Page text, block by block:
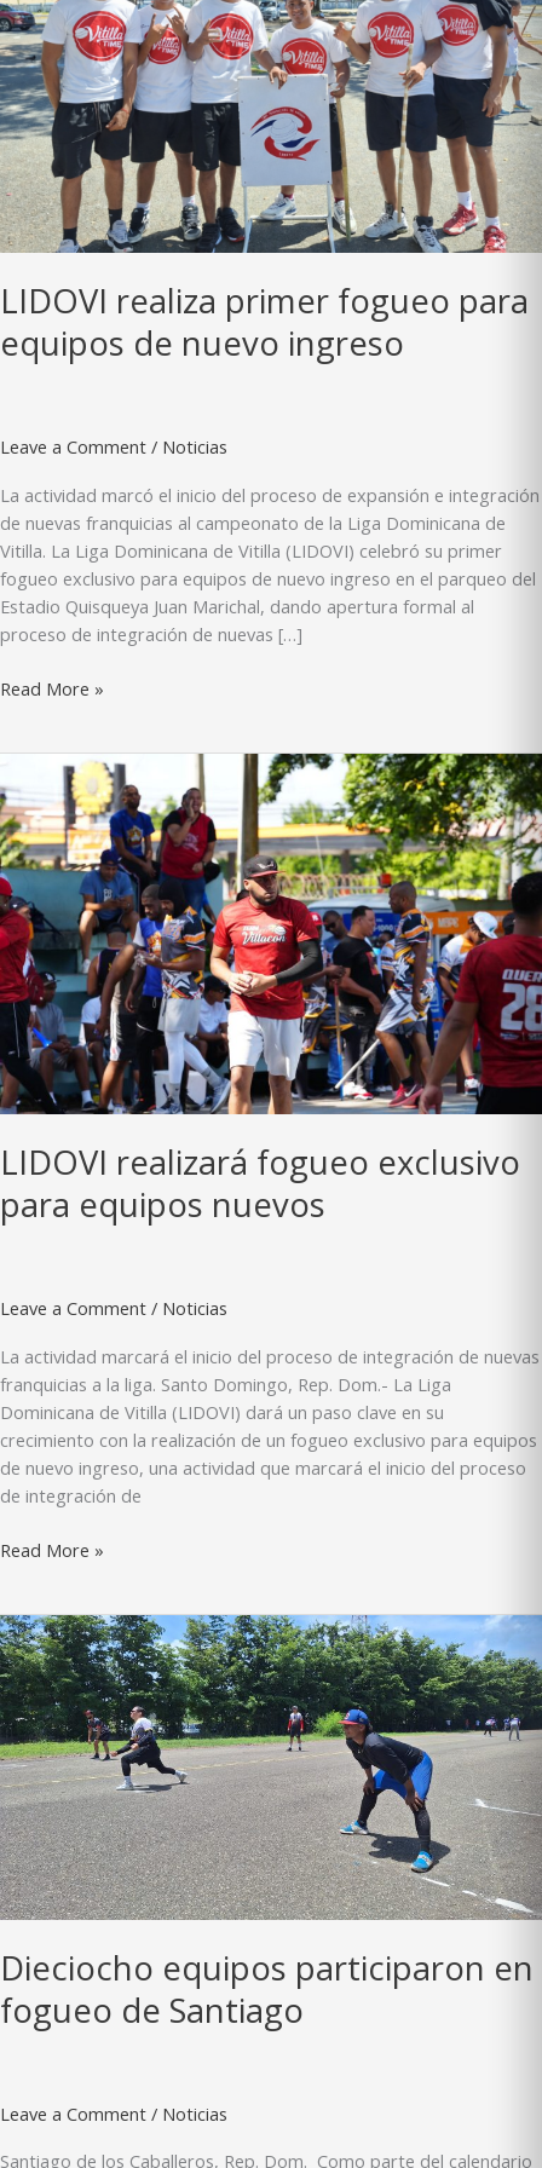
LIDOVI realiza primer fogueo para
equipos de nuevo ingreso
Leave a Comment / Noticias
La actividad marcó el inicio del proceso de expansión e integración
de nuevas franquicias al campeonato de la Liga Dominicana de
Vitilla. La Liga Dominicana de Vitilla (LIDOVI) celebró su primer
fogueo exclusivo para equipos de nuevo ingreso en el parqueo del
Estadio Quisqueya Juan Marichal, dando apertura formal al
proceso de integración de nuevas […]
LIDOVI
para
equipos
de
nuevo
ingreso
Read More »
LIDOVI realizará fogueo exclusivo
para equipos nuevos
Leave a Comment / Noticias
La actividad marcará el inicio del proceso de integración de nuevas
franquicias a la liga. Santo Domingo, Rep. Dom.- La Liga
Dominicana de Vitilla (LIDOVI) dará un paso clave en su
crecimiento con la realización de un fogueo exclusivo para equipos
de nuevo ingreso, una actividad que marcará el inicio del proceso
de integración de
LIDOVI
exclusivo
para
equipos
nuevos
Read More »
Dieciocho equipos participaron en
fogueo de Santiago
Leave a Comment / Noticias
Santiago de los Caballeros, Rep. Dom. Como parte del calendario